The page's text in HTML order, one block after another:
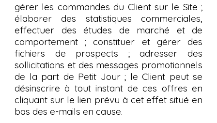
gérer les commandes du Client sur le Site ;
élaborer des statistiques commerciales,
effectuer des études de marché et de
comportement ; constituer et gérer des
fichiers de prospects ; adresser des
sollicitations et des messages promotionnels
de la part de Petit Jour ; le Client peut se
désinscrire à tout instant de ces offres en
cliquant sur le lien prévu à cet effet situé en
bas des e-mails en cause.